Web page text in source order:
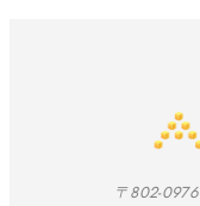
〒802-0976